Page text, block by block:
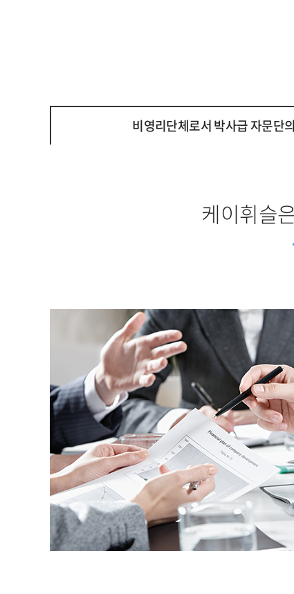
비영리단체로서 박사급 자문단
케이휘슬